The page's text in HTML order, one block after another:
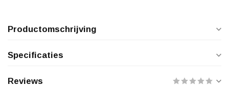
Productomschrijving
Specificaties
Reviews